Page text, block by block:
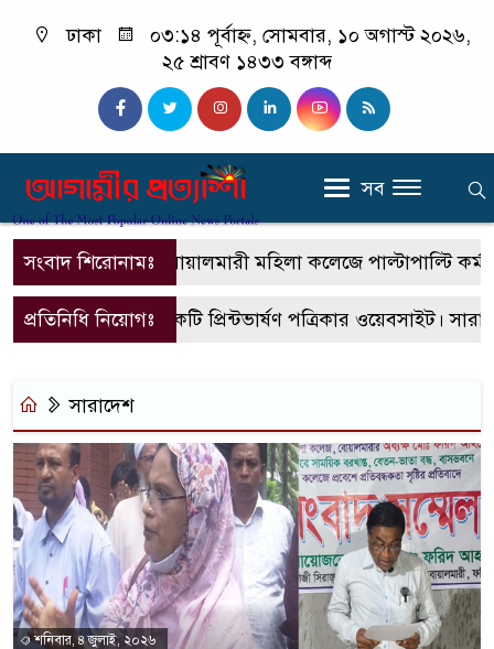
ঢাকা
০৩:১৪ পূর্বাহ্ন, সোমবার, ১০ অগাস্ট ২০২৬,
২৫ শ্রাবণ ১৪৩৩ বঙ্গাব্দ
সব
সংবাদ শিরোনামঃবোয়ালমারী মহিলা কলেজে পাল্টাপাল্টি
প্রতিনিধি নিয়োগঃএটি একটি প্রিন্টভার্ষণ পত্রিকার ওয়েবসাইট।
সারাদেশ
শনিবার, ৪ জুলাই, ২০২৬